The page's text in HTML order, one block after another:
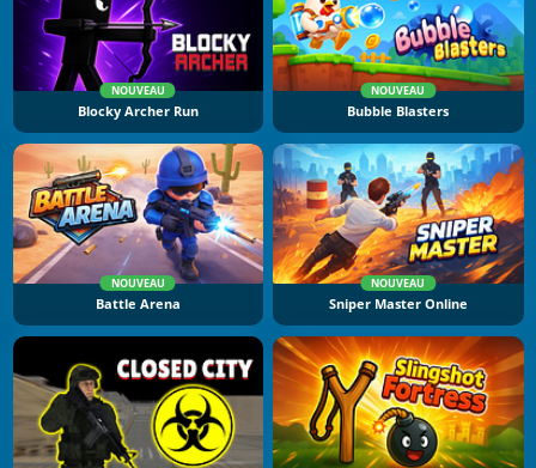
NOUVEAU
Blocky Archer Run
NOUVEAU
Bubble Blasters
NOUVEAU
Battle Arena
NOUVEAU
Sniper Master Online